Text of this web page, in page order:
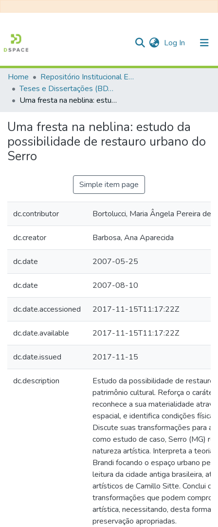
Log In (current)
Communities & Collections
All of DSpace
Statistics
Home
Repositório Institucional EESC
Teses e Dissertações (BDTD USP)
Uma fresta na neblina: estudo da possibilidade de restauro urbano do Serro
Uma fresta na neblina: estudo da
possibilidade de restauro urbano do
Serro
Simple item page
dc.contributor Bortolucci, Maria Ângela Pereira de
dc.creator Barbosa, Ana Aparecida
dc.date 2007-05-25
dc.date 2007-08-10
dc.date.accessioned 2017-11-15T11:17:22Z
dc.date.available 2017-11-15T11:17:22Z
dc.date.issued 2017-11-15
dc.description
Estudo da possibilidade de restauro
patrimônio cultural. Reforça o
reconhece a sua materialidade
espacial, e identifica condições
Discute suas transformações para a
como estudo de caso, Serro (MG)
natureza artística. Interpreta a teoria
Brandi focando o espaço urbano
leitura da cidade antiga brasileira,
artísticos de Camillo Sitte. Conclui
transformações que podem
artística, necessitando, desta forma,
preservação apropriadas.